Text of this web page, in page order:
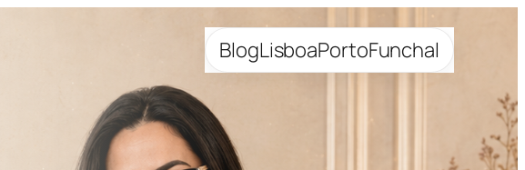
BlogLisboaPortoFunchal